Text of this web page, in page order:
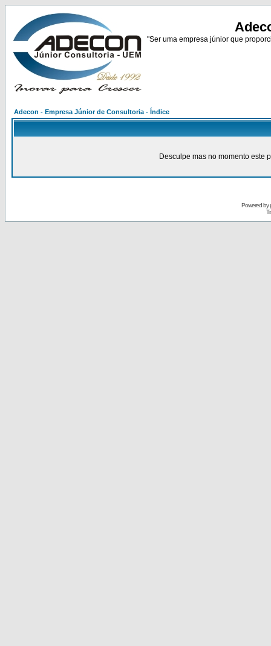
"Ser uma empresa júnior que
Adecon - Empresa Júnior de Consultoria - Índice
Desculpe mas no momento este
Powered by